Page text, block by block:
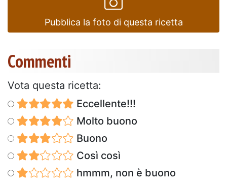
Pubblica la foto di questa ricetta
Commenti
Vota questa ricetta:
Eccellente!!!
Molto buono
Buono
Così così
hmmm, non è buono